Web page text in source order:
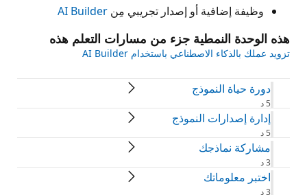
وظيفة إضافية أو إصدار تجريبي مِن AI Builder
هذه الوحدة النمطية جزء من مسارات التعلم هذه
تزويد عملك بالذكاء الاصطناعي باستخدام AI Builder
دورة حياة النموذج
5 د
إدارة إصدارات النموذج
5 د
مشاركة نماذجك
3 د
‏‫اختبر معلوماتك
3 د